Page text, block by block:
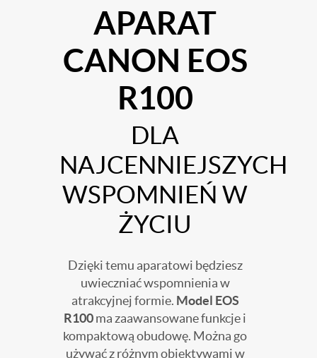
APARAT
CANON EOS
R100
DLA
NAJCENNIEJSZYCH
WSPOMNIEŃ W
ŻYCIU
Dzięki temu aparatowi będziesz
uwieczniać wspomnienia w
atrakcyjnej formie. Model EOS
R100ma zaawansowane funkcje i
kompaktową obudowę. Można go
używać z różnym obiektywami w